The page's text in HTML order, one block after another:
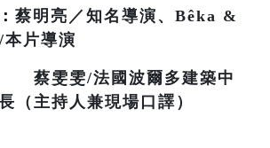
蔡明亮／知名導演、Bêka &
片導演
/法國波爾多建築中
（主持人兼現場口譯）